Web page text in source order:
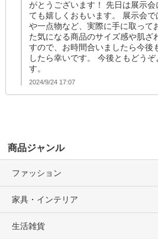
がとうございます！ 先日は展示
ても嬉しくおもいます。 展示会
や一点物など、実際に手に取って
た気になる商品のサイズ感や肌ざ
すので、お時間合いましたら今後
したら幸いです。 今後ともどう
す。
2024/9/24 17:07
商品ジャンル
ファッション
家具・インテリア
生活雑貨